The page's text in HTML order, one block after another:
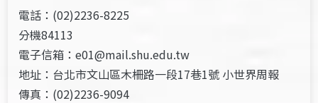
電話：(02)2236-8225
分機84113
電子信箱：e01@mail.shu.edu.tw
地址：台北市文山區木柵路一段17巷1號 小世界周報
傳真：(02)2236-9094